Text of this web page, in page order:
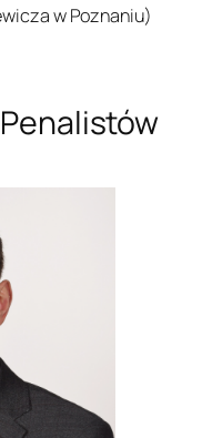
w Poznaniu)